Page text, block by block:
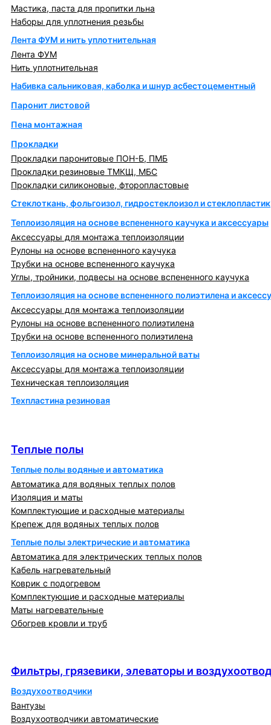
Мастика, паста для пропитки льна
Наборы для уплотнения резьбы
Лента ФУМ и нить уплотнительная
Лента ФУМ
Нить уплотнительная
Набивка сальниковая, каболка и шнур асбестоцементный
Паронит листовой
Пена монтажная
Прокладки
Прокладки паронитовые ПОН-Б, ПМБ
Прокладки резиновые ТМКЩ, МБС
Прокладки силиконовые, фторопластовые
Стеклоткань, фольгоизол, гидростеклоизол и стеклопластик
Теплоизоляция на основе вспененного каучука и аксессуары
Аксессуары для монтажа теплоизоляции
Рулоны на основе вспененного каучука
Трубки на основе вспененного каучука
Углы, тройники, подвесы на основе вспененного каучука
Теплоизоляция на основе вспененного полиэтилена и
Аксессуары для монтажа теплоизоляции
Рулоны на основе вспененного полиэтилена
Трубки на основе вспененного полиэтилена
Теплоизоляция на основе минеральной ваты
Аксессуары для монтажа теплоизоляции
Техническая теплоизоляция
Техпластина резиновая
Теплые полы
Теплые полы водяные и автоматика
Автоматика для водяных теплых полов
Изоляция и маты
Комплектующие и расходные материалы
Крепеж для водяных теплых полов
Теплые полы электрические и автоматика
Автоматика для электрических теплых полов
Кабель нагревательный
Коврик с подогревом
Комплектующие и расходные материалы
Маты нагревательные
Обогрев кровли и труб
Фильтры, грязевики, элеваторы и
Воздухоотводчики
Вантузы
Воздухоотводчики автоматические